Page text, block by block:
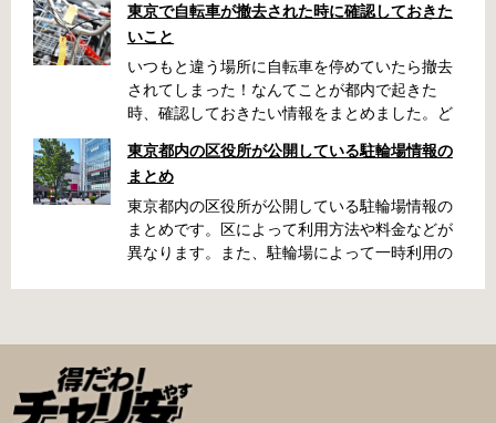
東京で自転車が撤去された時に確認しておきた
いこと
いつもと違う場所に自転車を停めていたら撤去
されてしまった！なんてことが都内で起きた
時、確認しておきたい情報をまとめました。ど
くらい？なんて疑問が浮かぶかと思います。事
前に確認していざという時対処しましょう。 千
代田区 / 新宿区 / 品川区 / 港区 / 中央区 / 大田区
/ 北区 / 墨田区 / 渋谷区 / 葛飾区 千代田区で撤去
された場合 猿楽町保管場所 住所 千代田区神田
の地図が置いてあります） 東京メトロ半蔵門
線、都営新宿・三田線神保町駅から徒歩7分 大
手町高架下自転車保管場所 住所 千代田区大手町
二丁目4番 電話 050-2018-6466（千代田区自転
東京都内の区役所が公開している駐輪場情報の
まとめ
東京都内の区役所が公開している駐輪場情報の
まとめです。区によって利用方法や料金などが
異なります。また、駐輪場によって一時利用の
の自転車駐輪場 利用方法 利用登録申請書の提出
申請期間内に利用登録申請書（PDF：
1,396KB） と必要書類を環境まちづくり総務課
あてに郵送（申請期間消印有効）または、期間